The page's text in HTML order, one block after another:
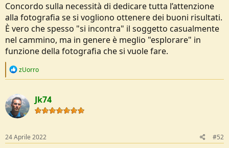
Concordo sulla necessità di dedicare tutta l’attenzione
alla fotografia se si vogliono ottenere dei buoni risultati.
È vero che spesso "si incontra" il soggetto casualmente
nel cammino, ma in genere è meglio "esplorare" in
funzione della fotografia che si vuole fare.
R
e
c
t
i
o
s
:
zUorro
Jk74
24 Aprile 2022 #52